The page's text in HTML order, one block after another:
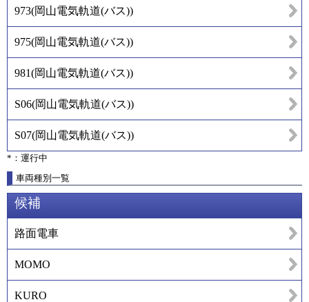
973(岡山電気軌道(バス))
975(岡山電気軌道(バス))
981(岡山電気軌道(バス))
S06(岡山電気軌道(バス))
S07(岡山電気軌道(バス))
*：運行中
車両種別一覧
候補
路面電車
MOMO
KURO